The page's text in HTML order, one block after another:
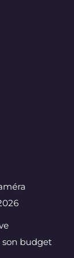
son budget